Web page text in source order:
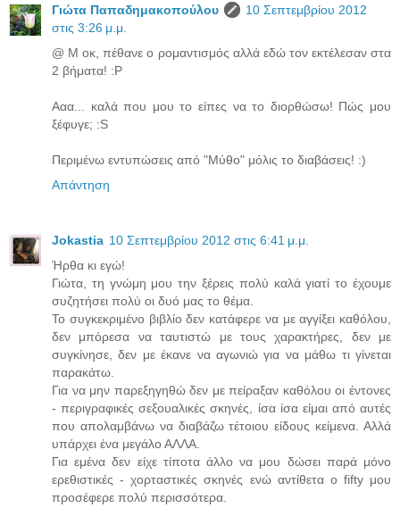
Γιώτα Παπαδημακοπούλου
10 Σεπτεμβρίου 2012
στις 3:26 μ.μ.
@ Μ οκ, πέθανε ο ρομαντισμός αλλά εδώ τον εκτέλεσαν στα
2 βήματα! :P
Ααα... καλά που μου το είπες να το διορθώσω! Πώς μου
ξέφυγε; :S
Περιμένω εντυπώσεις από "Μύθο" μόλις το διαβάσεις! :)
Απάντηση
Jokastia 10 Σεπτεμβρίου 2012 στις 6:41 μ.μ.
Ήρθα κι εγώ!
Γιώτα, τη γνώμη μου την ξέρεις πολύ καλά γιατί το έχουμε
συζητήσει πολύ οι δυό μας το θέμα.
Το συγκεκριμένο βιβλίο δεν κατάφερε να με αγγίξει καθόλου,
δεν μπόρεσα να ταυτιστώ με τους χαρακτήρες, δεν με
συγκίνησε, δεν με έκανε να αγωνιώ για να μάθω τι γίνεται
παρακάτω.
Για να μην παρεξηγηθώ δεν με πείραξαν καθόλου οι έντονες
- περιγραφικές σεξουαλικές σκηνές, ίσα ίσα είμαι από αυτές
που απολαμβάνω να διαβάζω τέτοιου είδους κείμενα. Αλλά
υπάρχει ένα μεγάλο ΑΛΛΑ.
Για εμένα δεν είχε τίποτα άλλο να μου δώσει παρά μόνο
ερεθιστικές - χορταστικές σκηνές ενώ αντίθετα ο fifty μου
προσέφερε πολύ περισσότερα.